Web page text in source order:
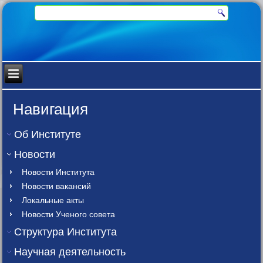
Навигация
Об Институте
Новости
Новости Института
Новости вакансий
Локальные акты
Новости Ученого совета
Структура Института
Научная деятельность